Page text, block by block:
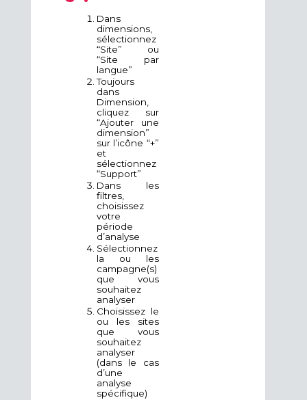
Dans
dimensions,
sélectionnez
“Site” ou
“Site par
langue”
Toujours
dans
Dimension,
cliquez sur
“Ajouter une
dimension”
sur l’icône “+”
et
sélectionnez
“Support”
Dans les
filtres,
choisissez
votre
période
d’analyse
Sélectionnez
la ou les
campagne(s)
que vous
souhaitez
analyser
Choisissez le
ou les sites
que vous
souhaitez
analyser
(dans le cas
d’une
analyse
spécifique)